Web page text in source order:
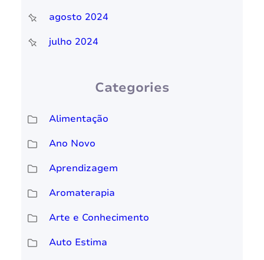
agosto 2024
julho 2024
Categories
Alimentação
Ano Novo
Aprendizagem
Aromaterapia
Arte e Conhecimento
Auto Estima